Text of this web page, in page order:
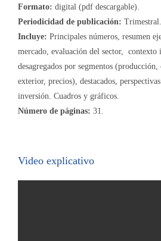
Formato: digital (pdf descargable).
Periodicidad de publicación: Trimestral.
Incluye: Principales números, resumen
mercado, evaluación del sector, contexto
desagregados por segmentos
exterior, precios), destacados,
inversión. Cuadros y gráficos.
Número de páginas: 31.
Video explicativo